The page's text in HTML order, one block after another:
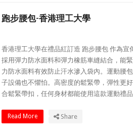
跑步腰包-香港理工大學
香港理工大學在禮品紅訂造 跑步腰包 作為宣
採用彈力防水面料和彈力橡筋車縫結合，能
力防水面料有效防止汗水滲入袋內。運動腰
子設備也不懼怕。高密度的鬆緊帶，彈性更
合鬆緊帶扣，任何身材都能使用這款運動禮
Read More Share